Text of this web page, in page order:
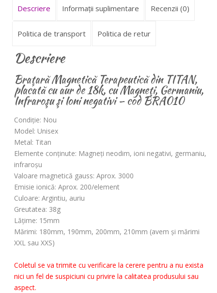
Descriere Informații suplimentare Recenzii (0)
Politica de transport Politica de retur
Descriere
Braţară MagneticăTerapeutică din TITAN,
placată cu aur de 18k, cu Magneţi, Germaniu,
Infraroşu şi Ioni negativi – codBRA010
Condiţie: Nou
Model: Unisex
Metal: Titan
Elemente conţinute: Magneţi neodim, ioni negativi, germaniu,
infraroşu
Valoare magnetică gauss: Aprox. 3000
Emisie ionică: Aprox. 200/element
Culoare: Argintiu, auriu
Greutatea: 38g
Lăţime: 15mm
Mărimi: 180mm, 190mm, 200mm, 210mm (avem şi mărimi
XXL sau XXS)
Coletul se va trimite cu verificare la cerere pentru a nu exista
nici un fel de suspiciuni cu privire la calitatea produsului sau
aspect.